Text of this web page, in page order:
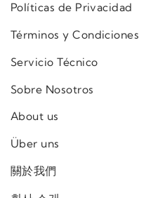
Políticas de Privacidad
Términos y Condiciones
Servicio Técnico
Sobre Nosotros
About us
Über uns
關於我們